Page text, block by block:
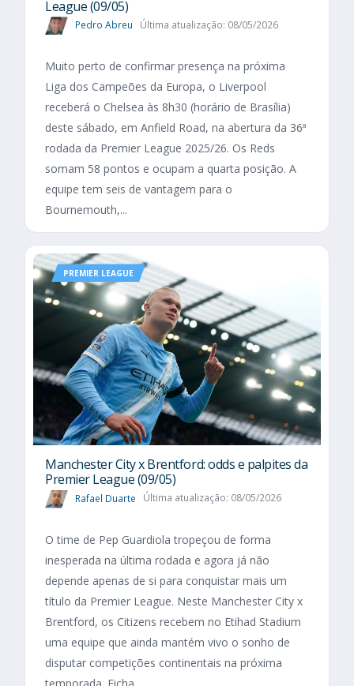
League (09/05)
Pedro Abreu Última atualização: 08/05/2026
Muito perto de confirmar presença na próxima
Liga dos Campeões da Europa, o Liverpool
receberá o Chelsea às 8h30 (horário de Brasília)
deste sábado, em Anfield Road, na abertura da 36ª
rodada da Premier League 2025/26. Os Reds
somam 58 pontos e ocupam a quarta posição. A
equipe tem seis de vantagem para o
Bournemouth,...
PREMIER LEAGUE
Manchester City x Brentford: odds e palpites da
Premier League (09/05)
Rafael Duarte Última atualização: 08/05/2026
O time de Pep Guardiola tropeçou de forma
inesperada na última rodada e agora já não
depende apenas de si para conquistar mais um
título da Premier League. Neste Manchester City x
Brentford, os Citizens recebem no Etihad Stadium
uma equipe que ainda mantém vivo o sonho de
disputar competições continentais na próxima
temporada. Ficha...